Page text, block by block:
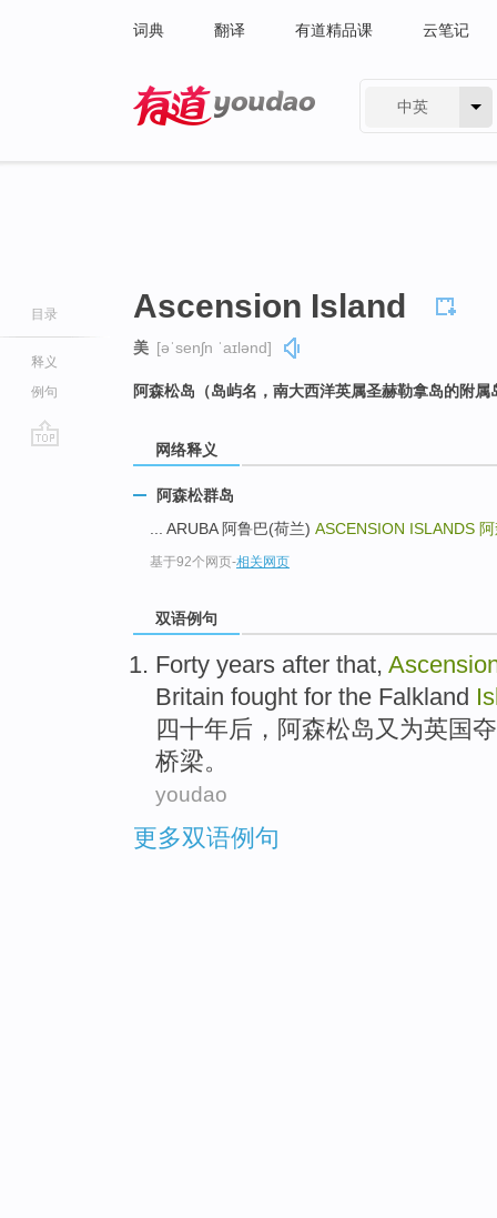
词典 翻译 有道精品课 云笔记
中英
目录
释义
例句
Ascension Island
美 [əˈsenʃn ˈaɪlənd]
阿森松岛（岛屿名，南大西洋英属圣赫勒拿岛的附属
网络释义
阿森松群岛
... ARUBA 阿鲁巴(荷兰) ASCENSION ISLANDS
基于92个网页-相关网页
双语例句
Forty years after that,
Britain fought for the Falkland
四十年后 ， 阿森松岛 又为英国
桥梁。
youdao
更多双语例句